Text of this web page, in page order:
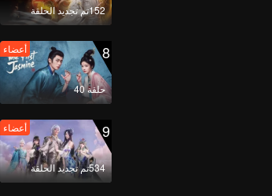
152تم تجديد الحلقة
8
حلقة 40
أعضاء
9
534تم تجديد الحلقة
أعضاء